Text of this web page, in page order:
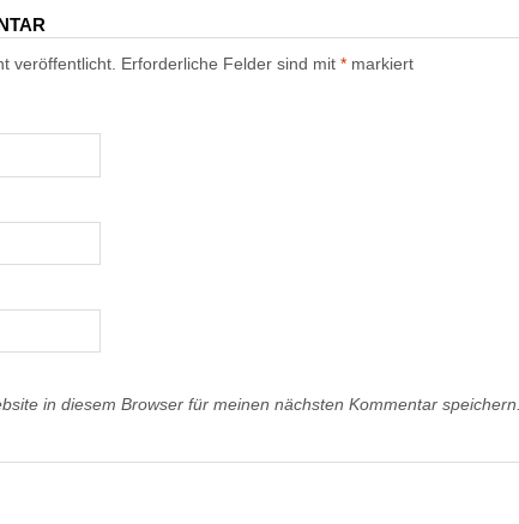
veröffentlicht. Erforderliche Felder sind mit * markiert
in diesem Browser für meinen nächsten Kommentar speichern.